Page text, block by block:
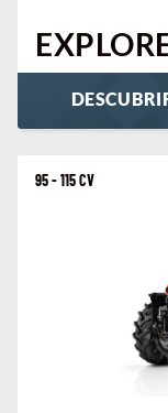
95 - 115 CV